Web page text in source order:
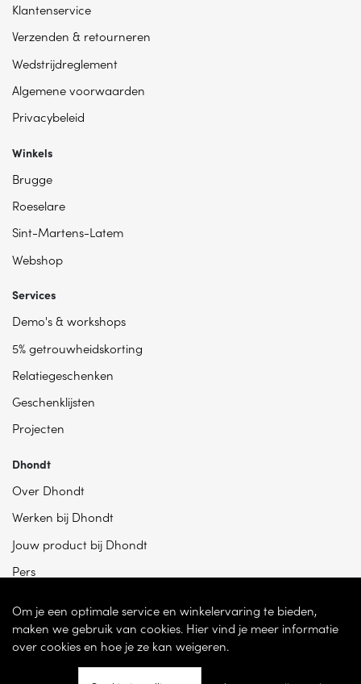
Klantenservice
Verzenden & retourneren
Wedstrijdreglement
Algemene voorwaarden
Privacybeleid
Winkels
Brugge
Roeselare
Sint-Martens-Latem
Webshop
Services
Demo's & workshops
5% getrouwheidskorting
Relatiegeschenken
Geschenklijsten
Projecten
Dhondt
Over Dhondt
Werken bij Dhondt
Jouw product bij Dhondt
Pers
Om je een optimale service en winkelervaring te bieden,
maken we gebruik van cookies. Hier vind je meer informatie
over cookies en hoe je ze kan weigeren.